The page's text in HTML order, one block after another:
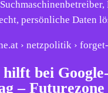
persönliche Daten
› netzpolitik ›
bei Google-
– Futurezone